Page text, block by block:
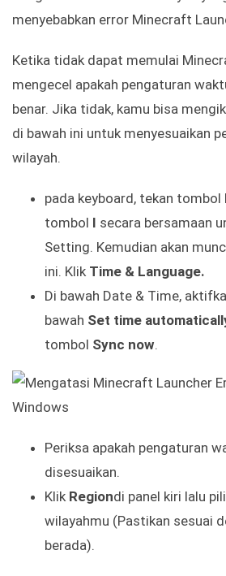
menyebabkan error Minecraft
Ketika tidak dapat memulai
mengecel apakah pengaturan
benar. Jika tidak, kamu bisa
di bawah ini untuk menyesuaikan
wilayah.
pada keyboard, tekan tombol
tombol I secara bersamaan
Setting. Kemudian akan
ini. Klik Time & Language.
Di bawah Date & Time,
bawah Set time
tombol Sync now.
Periksa apakah pengaturan
disesuaikan.
Klik Regiondi panel kiri lalu
wilayahmu (Pastikan sesuai
berada).